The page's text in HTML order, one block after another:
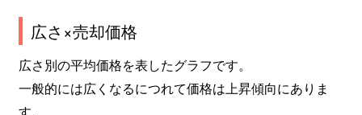
広さ×売却価格
広さ別の平均価格を表したグラフです。
一般的には広くなるにつれて価格は上昇傾向にありま
す。